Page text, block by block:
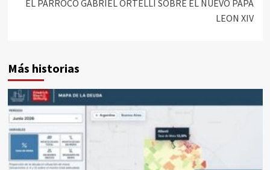
EL PÁRROCO GABRIEL ORTELLI SOBRE EL NUEVO PAPA
LEON XIV
Más historias